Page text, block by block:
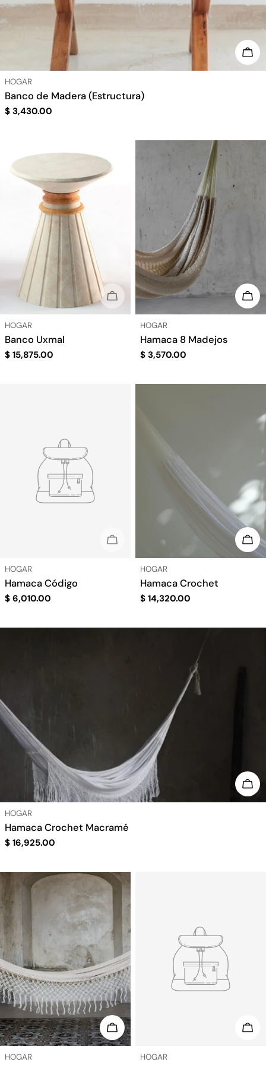
c
i
ó
:
TIPO:
HOGAR
Banco de Madera (Estructura)
Precio
$ 3,430.00
AGOTADO
TIPO:
HOGAR
Banco Uxmal
Precio
$ 15,875.00
TIPO:
HOGAR
Hamaca 8 Madejos
Precio
$ 3,570.00
AGOTADO
TIPO:
HOGAR
Hamaca Código
Precio
$ 6,010.00
TIPO:
HOGAR
Hamaca Crochet
Precio
$ 14,320.00
TIPO:
HOGAR
Hamaca Crochet Macramé
Precio
$ 16,925.00
ELIGE OPCIONES
TIPO:
HOGAR TIPO:
HOGAR